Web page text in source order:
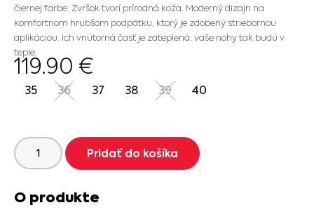
čiernej farbe. Zvršok tvorí prírodná koža. Moderný dizajn na
komfortnom hrubšom podpätku, ktorý je zdobený striebornou
aplikáciou. Ich vnútorná časť je zateplená, vaše nohy tak budú v
teple.
119.90 €
35 36 37 38 39 40
Pridať do košíka
O produkte